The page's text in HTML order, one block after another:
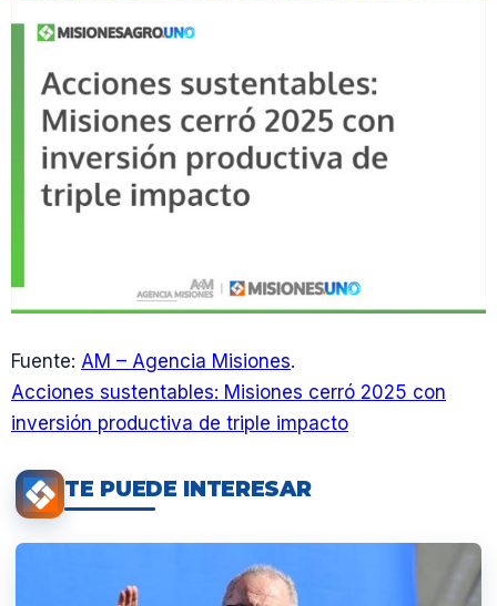
Fuente: AM – Agencia Misiones.
Acciones sustentables: Misiones cerró 2025 con
inversión productiva de triple impacto
TE PUEDE INTERESAR